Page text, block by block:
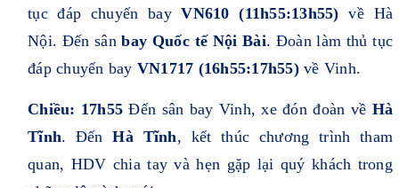
tục đáp chuyến bayVN610 (11h55:13h55) về Hà
Nội. Đến sânbay Quốc tế Nội Bài. Đoàn làm thủ tục
đáp chuyến bay VN1717 (16h55:17h55)về Vinh.
Chiều: 17h55 Đến sân bay Vinh, xe đón đoàn về Hà
Tĩnh. ĐếnHà Tĩnh, kết thúc chương trình tham
quan, HDV chia tay và hẹn gặp lại quý khách trong